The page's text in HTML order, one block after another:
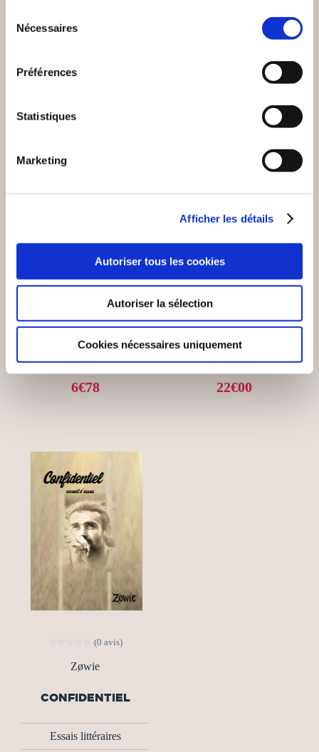
Nécessaires
Préférences
Statistiques
Marketing
Afficher les détails
Autoriser tous les cookies
Autoriser la sélection
Cookies nécessaires uniquement
(0 avis)
Atelier d'écritures ROYAN
L'OUVERTURE DES
POSSIBLES
6€78
Eric Gillot
PAUL MORAND, UN
HOMME EN FUITE
22€00
(0 avis)
Zøwie
CONFIDENTIEL
Essais littéraires